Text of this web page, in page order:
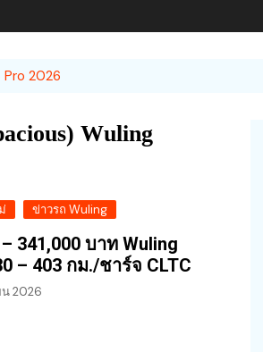
2026
Wuling
ข่าวรถ Wuling
341,000 บาท Wuling
– 403 กม./ชาร์จ CLTC
2026